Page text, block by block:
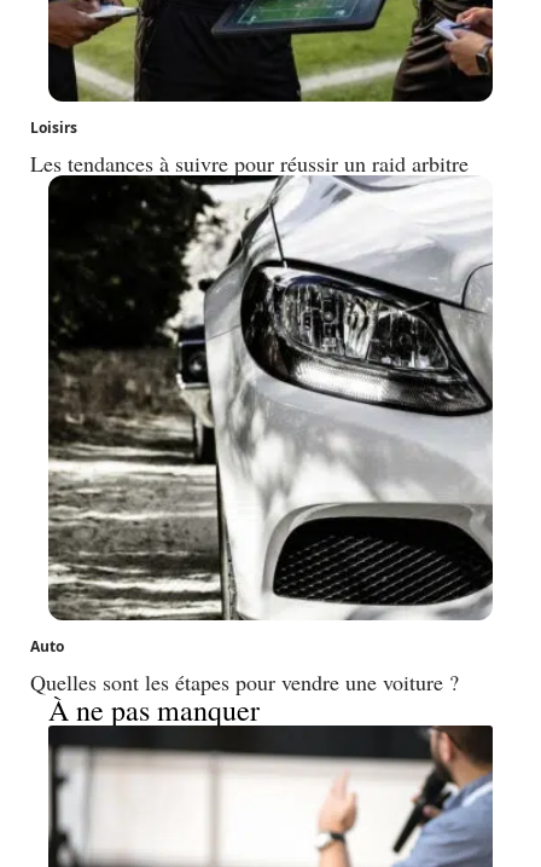
Loisirs
Les tendances à suivre pour réussir un raid arbitre
Auto
Quelles sont les étapes pour vendre une voiture ?
À ne pas manquer